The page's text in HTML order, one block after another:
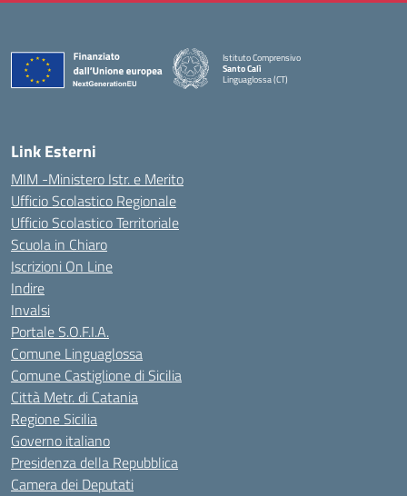
Istituto Comprensivo
Santo Calì
Linguaglossa (CT)
— Visita la pagina iniziale della scuola
Link Esterni
MIM -Ministero Istr. e Merito
Ufficio Scolastico Regionale
Ufficio Scolastico Territoriale
Scuola in Chiaro
Iscrizioni On Line
Indire
Invalsi
Portale S.O.F.I.A.
Comune Linguaglossa
Comune Castiglione di Sicilia
Città Metr. di Catania
Regione Sicilia
Governo italiano
Presidenza della Repubblica
Camera dei Deputati